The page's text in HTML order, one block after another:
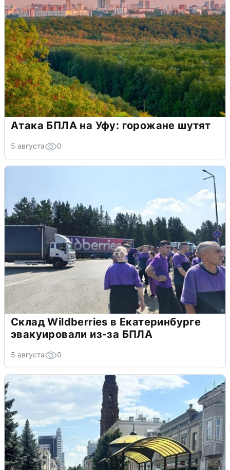
Атака БПЛА на Уфу: горожане шутят
5 августа 0
Склад Wildberries в Екатеринбурге
эвакуировали из-за БПЛА
5 августа 0